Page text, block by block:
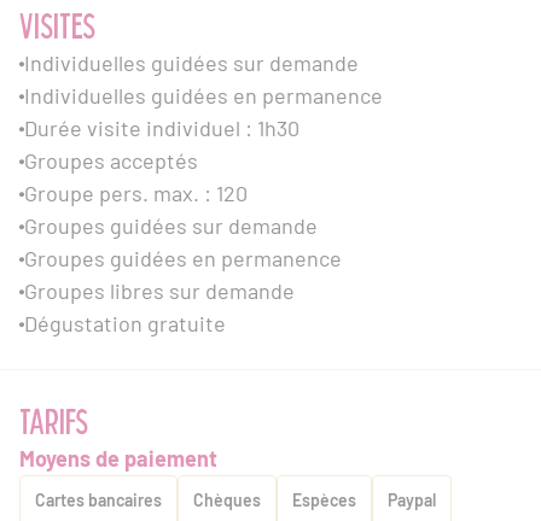
VISITES
Individuelles guidées sur demande
Individuelles guidées en permanence
Durée visite individuel : 1h30
Groupes acceptés
Groupe pers. max. : 120
Groupes guidées sur demande
Groupes guidées en permanence
Groupes libres sur demande
Dégustation gratuite
TARIFS
Moyens de paiement
Cartes bancaires Chèques Espèces Paypal